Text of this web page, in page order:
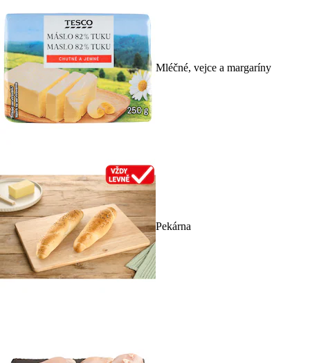
Mléčné, vejce a margaríny
Pekárna